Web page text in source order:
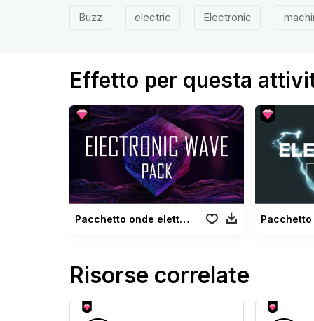
Buzz electric Electronic
Effetto per questa
Pacchetto onde elettroniche
Risorse correlate